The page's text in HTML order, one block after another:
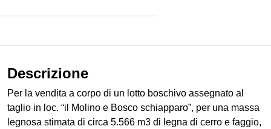
Descrizione
Per la vendita a corpo di un lotto boschivo assegnato al
taglio in loc. “il Molino e Bosco schiapparo”, per una massa
legnosa stimata di circa 5.566 m3 di legna di cerro e faggio,